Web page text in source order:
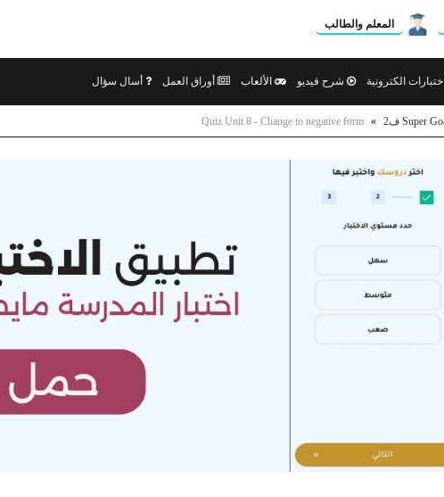
المعلم والطالب
اختبارات الكترونية شرح فيديو الألعاب أوراق العمل أسال سؤال
»
Quiz Unit 8 - Change to negative form